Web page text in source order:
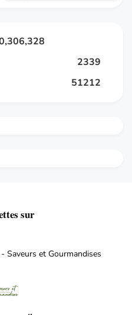
2339
51212
sur